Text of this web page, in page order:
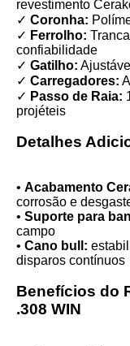
revestimento
✓ Coronha:
✓ Ferrolho:
confiabilidade
✓ Gatilho:
✓ Carregadores:
✓ Passo de Raia:
projéteis
Detalhes
• Acabamento
corrosão e
• Suporte para
campo
• Cano bull:
disparos contínuos
Benefícios do
.308 WIN